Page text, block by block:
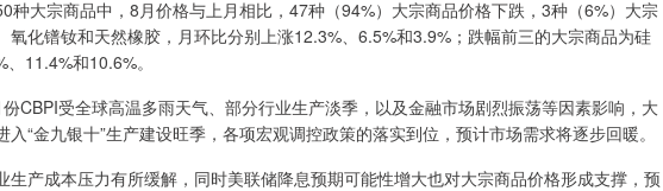
大宗商品中，8月价格与上月相比，47种（94%）大宗商品价格下跌，3种（6%）大宗
化镨钕和天然橡胶，月环比分别上涨12.3%、6.5%和3.9%；跌幅前三的大宗商品为硅
11.4%和10.6%。
受全球高温多雨天气、部分行业生产淡季，以及金融市场剧烈振荡等因素影响，大
“金九银十”生产建设旺季，各项宏观调控政策的落实到位，预计市场需求将逐步回暖。
产成本压力有所缓解，同时美联储降息预期可能性增大也对大宗商品价格形成支撑，预